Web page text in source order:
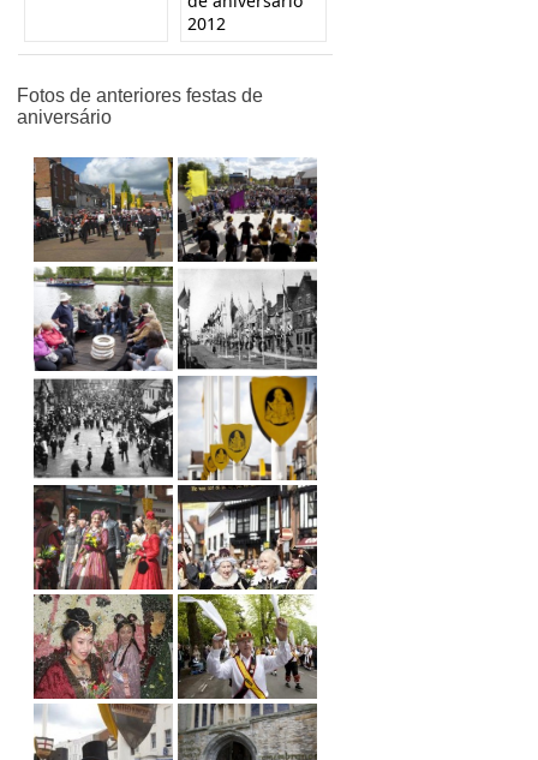
2012
Fotos de anteriores festas de
aniversário